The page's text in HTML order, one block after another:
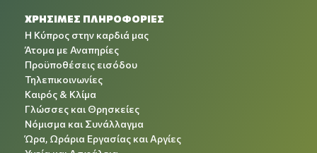
ΧΡΉΣΙΜΕΣ ΠΛΗΡΟΦΟΡΊΕΣ
Η Κύπρος στην καρδιά μας
Άτομα με Αναπηρίες
Προϋποθέσεις εισόδου
Τηλεπικοινωνίες
Καιρός & Κλίμα
Γλώσσες και Θρησκείες
Νόμισμα και Συνάλλαγμα
Ώρα, Ωράρια Εργασίας και Αργίες